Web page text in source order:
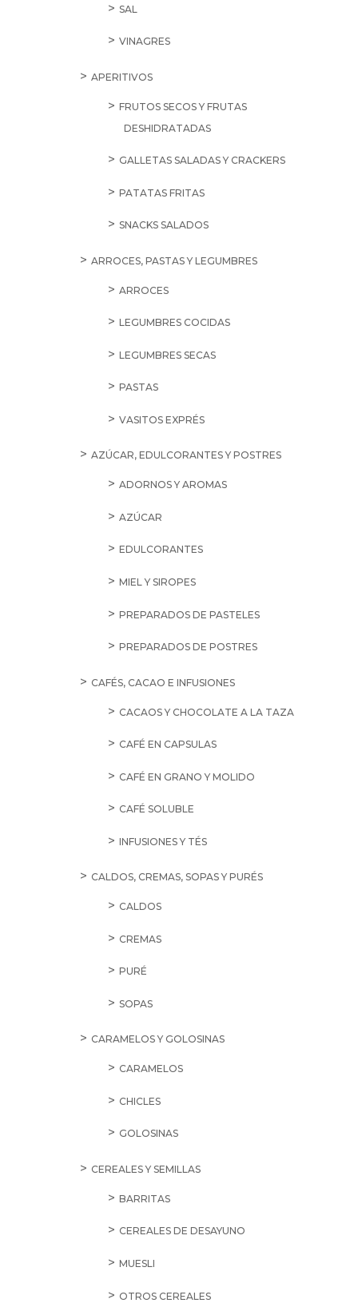
SAL
VINAGRES
APERITIVOS
FRUTOS SECOS Y FRUTAS
DESHIDRATADAS
GALLETAS SALADAS Y CRACKERS
PATATAS FRITAS
SNACKS SALADOS
ARROCES, PASTAS Y LEGUMBRES
ARROCES
LEGUMBRES COCIDAS
LEGUMBRES SECAS
PASTAS
VASITOS EXPRÉS
AZÚCAR, EDULCORANTES Y POSTRES
ADORNOS Y AROMAS
AZÚCAR
EDULCORANTES
MIEL Y SIROPES
PREPARADOS DE PASTELES
PREPARADOS DE POSTRES
CAFÉS, CACAO E INFUSIONES
CACAOS Y CHOCOLATE A LA TAZA
CAFÉ EN CAPSULAS
CAFÉ EN GRANO Y MOLIDO
CAFÉ SOLUBLE
INFUSIONES Y TÉS
CALDOS, CREMAS, SOPAS Y PURÉS
CALDOS
CREMAS
PURÉ
SOPAS
CARAMELOS Y GOLOSINAS
CARAMELOS
CHICLES
GOLOSINAS
CEREALES Y SEMILLAS
BARRITAS
CEREALES DE DESAYUNO
MUESLI
OTROS CEREALES